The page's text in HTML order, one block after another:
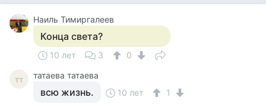
Наиль Тимиргалеев
Конца света?
10 лет 3 0
тт татаева татаева
всю жизнь. 10 лет 1